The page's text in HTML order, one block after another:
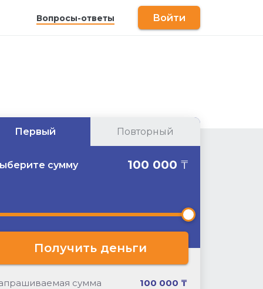
Вопросы-ответы Войти
Первый Повторный
сумму 100 000 ₸
сумма доступна для повторных
клиентов.
Получить деньги
сумма
100 000 ₸